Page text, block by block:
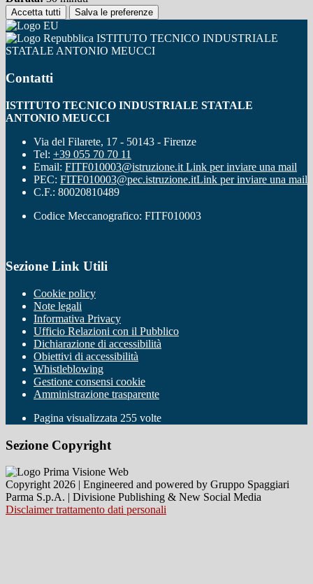
Accetta tutti Salva le preferenze
ISTITUTO TECNICO INDUSTRIALE
STATALE ANTONIO MEUCCI
Contatti
ISTITUTO TECNICO INDUSTRIALE STATALE
ANTONIO MEUCCI
Via del Filarete, 17 - 50143 - Firenze
Tel: +39 055 70 70 11
Email: FITF010003@istruzione.it Link per inviare una mail
PEC: FITF010003@pec.istruzione.itLink per inviare una mail
C.F.: 80020810489
Codice Meccanografico: FITF010003
Sezione Link Utili
Cookie policy
Note legali
Informativa Privacy
Ufficio Relazioni con il Pubblico
Dichiarazione di accessibilità
Obiettivi di accessibilità
Whistleblowing
Gestione consensi cookie
Amministrazione trasparente
Pagina visualizzata 255 volte
Sezione Copyright
Copyright 2026 | Engineered and powered by Gruppo Spaggiari
Parma S.p.A. | Divisione Publishing & New Social Media
Disclaimer trattamento dati personali